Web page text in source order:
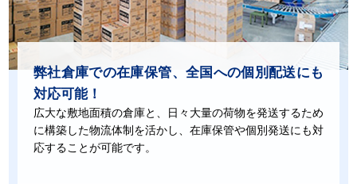
弊社倉庫での在庫保管、 全国への個別配送にも
対応可能！
広大な敷地面積の倉庫と、日々大量の荷物を発送するため
に構築した物流体制を活かし、在庫保管や個別発送にも対
応することが可能です。